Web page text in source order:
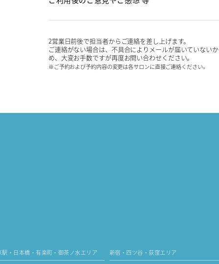
2営業日前後で担当者からご連絡を差し上げます。
ご連絡がない場合は、不具合によりメールが届いていない
め、大変お手数ですが再度お問い合わせください。
※ご予約および予約内容の変更は各サロンに直接ご連絡ください。
駅・日本橋・有楽町・御茶ノ水エリア 新宿・四ツ谷・荻窪エリア